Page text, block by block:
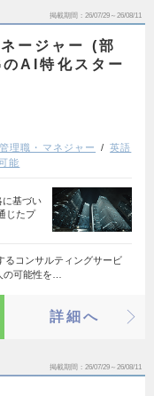
掲載期間 26/07/29～26/08/11
ージャー (部
AI特化スター
管理職・マネジャー
英語
能
に基づい
じたプ
るコンサルティングサービ
の可能性を…
詳細へ
掲載期間 26/07/29～26/08/11